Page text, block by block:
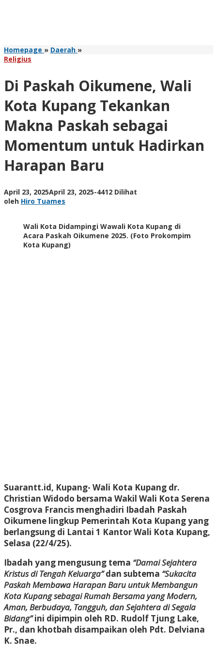
Homepage » Daerah »Di
Kota
Tekankan
Makna
Paskah
sebagai
Momentum
untuk
Harapan
Religius
Di Paskah Oikumene, Wali
Kota Kupang Tekankan
Makna Paskah sebagai
Momentum untuk Hadirkan
Harapan Baru
April 23, 2025April 23, 2025oleh
-4412 Dilihat
oleh Hiro Tuames
Wali Kota Didampingi Wawali Kota Kupang di
Acara Paskah Oikumene 2025. (Foto Prokompim
Kota Kupang)
Suarantt.id, Kupang- Wali Kota Kupang dr.
Christian Widodo bersama Wakil Wali Kota Serena
Cosgrova Francis menghadiri Ibadah Paskah
Oikumene lingkup Pemerintah Kota Kupang yang
berlangsung di Lantai 1 Kantor Wali Kota Kupang,
Selasa (22/4/25).
Ibadah yang mengusung tema “Damai Sejahtera
Kristus di Tengah Keluarga”dan subtema “Sukacita
Paskah Membawa Harapan Baru untuk Membangun
Kota Kupang sebagai Rumah Bersama yang Modern,
Aman, Berbudaya, Tangguh, dan Sejahtera di Segala
Bidang”ini dipimpin oleh RD. Rudolf Tjung Lake,
Pr., dan khotbah disampaikan oleh Pdt. Delviana
K. Snae.